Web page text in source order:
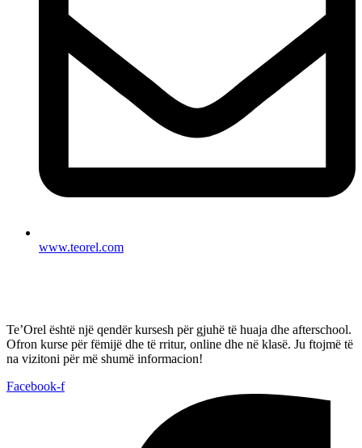
www.teorel.com
Te’Orel është një qendër kursesh për gjuhë të huaja dhe afterschool.
Ofron kurse për fëmijë dhe të rritur, online dhe në klasë. Ju ftojmë të
na vizitoni për më shumë informacion!
Facebook-f